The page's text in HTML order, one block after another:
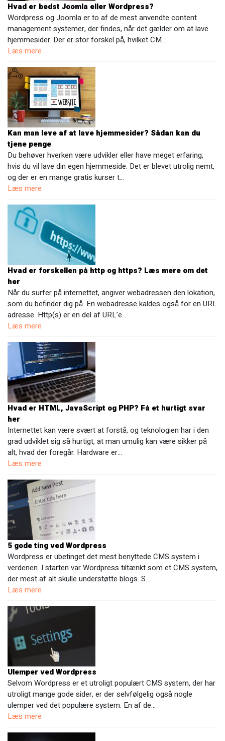
Hvad er bedst Joomla eller Wordpress?
Wordpress og Joomla er to af de mest anvendte content
management systemer, der findes, når det gælder om at lave
hjemmesider. Der er stor forskel på, hvilket CM…
Læs mere
Kan man leve af at lave hjemmesider? Sådan kan du
tjene penge
Du behøver hverken være udvikler eller have meget erfaring,
hvis du vil lave din egen hjemmeside. Det er blevet utrolig nemt,
og der er en mange gratis kurser t…
Læs mere
Hvad er forskellen på http og https? Læs mere om det
her
Når du surfer på internettet, angiver webadressen den lokation,
som du befinder dig på. En webadresse kaldes også for en URL
adresse. Http(s) er en del af URL’e…
Læs mere
Hvad er HTML, JavaScript og PHP? Få et hurtigt svar
her
Internettet kan være svært at forstå, og teknologien har i den
grad udviklet sig så hurtigt, at man umulig kan være sikker på
alt, hvad der foregår. Hardware er…
Læs mere
5 gode ting ved Wordpress
Wordpress er ubetinget det mest benyttede CMS system i
verdenen. I starten var Wordpress tiltænkt som et CMS system,
der mest af alt skulle understøtte blogs. S…
Læs mere
Ulemper ved Wordpress
Selvom Wordpress er et utroligt populært CMS system, der har
utroligt mange gode sider, er der selvfølgelig også nogle
ulemper ved det populære system. En af de…
Læs mere